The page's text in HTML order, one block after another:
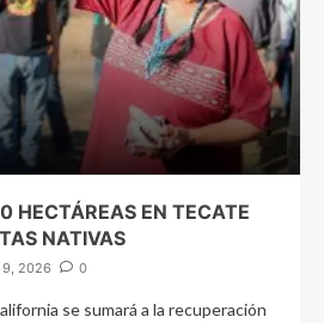
HECTÁREAS EN TECATE
NATIVAS
2026 0
se sumará a la recuperación